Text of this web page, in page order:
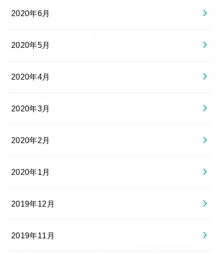
2020年6月
2020年5月
2020年4月
2020年3月
2020年2月
2020年1月
2019年12月
2019年11月